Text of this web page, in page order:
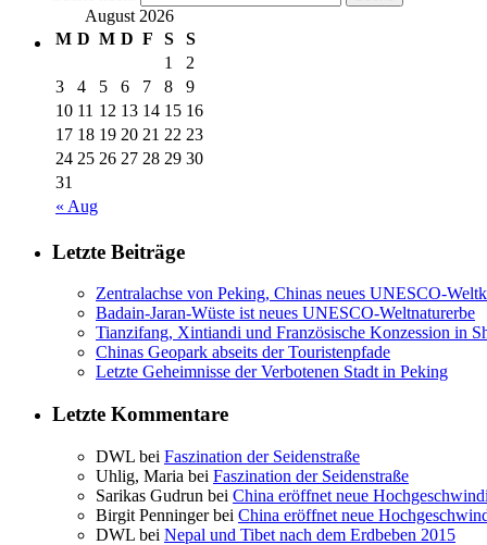
August 2026
M D M D F S S
« Aug
1
2
3
4 5 6 7 8
9
10 11 12 13 14 15 16
17 18 19 20 21 22 23
24 25 26 27 28 29 30
31
Letzte Beiträge
Zentralachse von Peking, Chinas neues UNESCO-
Badain-Jaran-Wüste ist neues UNESCO-Weltnaturerbe
Tianzifang, Xintiandi und Französische Konzession in
Chinas Geopark abseits der Touristenpfade
Letzte Geheimnisse der Verbotenen Stadt in Peking
Letzte Kommentare
DWL bei Faszination der Seidenstraße
Uhlig, Maria bei Faszination der Seidenstraße
Sarikas Gudrun bei China eröffnet neue
Birgit Penninger bei China eröffnet neue
DWL bei Nepal und Tibet nach dem Erdbeben 2015